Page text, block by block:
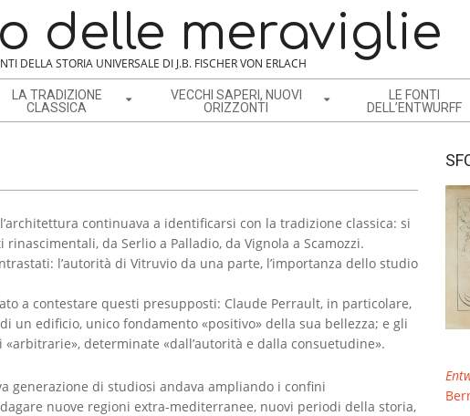
delle meraviglie
DELLA STORIA UNIVERSALE DI J.B. FISCHER VON ERLACH
LA TRADIZIONE
CLASSICA
VECCHI SAPERI, NUOVI
ORIZZONTI
LE FONTI
DELL’ENTWURFF
continuava a identificarsi con la tradizione classica: si
da Serlio a Palladio, da Vignola a Scamozzi.
l’autorità di Vitruvio da una parte, l’importanza dello studio
a contestare questi presupposti: Claude Perrault, in particolare,
un edificio, unico fondamento «positivo» della sua bellezza; e gli
determinate «dall’autorità e dalla consuetudine».
generazione di studiosi andava ampliando i confini
nuove regioni extra-mediterranee, nuovi periodi della storia,